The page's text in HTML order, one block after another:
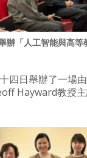
辦「人工智能與高等
四日舉辦了一場
Hayward教授主